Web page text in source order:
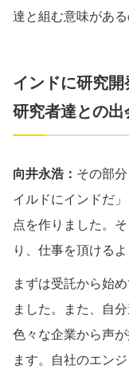
達と組む意味があ
インドに研究
研究者達との出
向井永浩： その部
イルドにインドだ
点を作りました。
り、仕事を頂ける
まずは受託から始
ました。また、自
色々な企業から声
ます。自社のエン